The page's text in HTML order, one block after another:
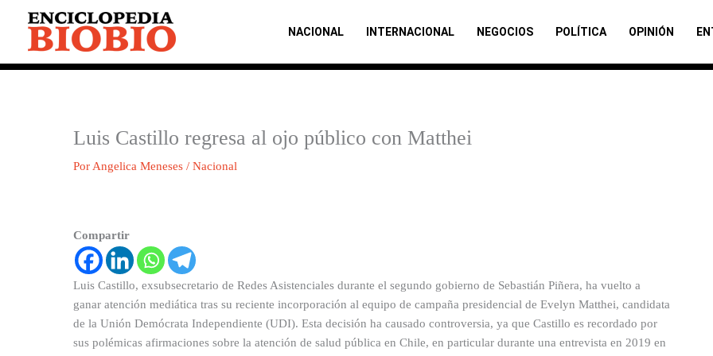
contenido
NACIONAL INTERNACIONAL NEGOCIOS POLÍTICA OPINIÓN
Luis Castillo regresa al ojo público con Matthei
Por Angelica Meneses / Nacional
Compartir
Luis Castillo, exsubsecretario de Redes Asistenciales durante el segundo gobierno de Sebastián Piñera, ha vuelto a
ganar atención mediática tras su reciente incorporación al equipo de campaña presidencial de Evelyn Matthei, candidata
de la Unión Demócrata Independiente (UDI). Esta decisión ha causado controversia, ya que Castillo es recordado por
sus polémicas afirmaciones sobre la atención de salud pública en Chile, en particular durante una entrevista en 2019 en